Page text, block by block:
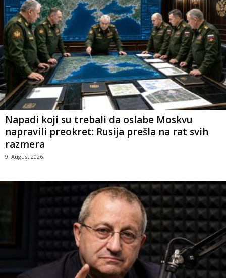
Napadi koji su trebali da oslabe Moskvu
napravili preokret: Rusija prešla na rat svih
razmera
9. August 2026.